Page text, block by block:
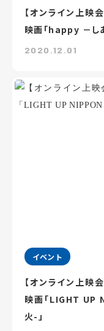
【オンライン上
映画「happy －し
2020.12.01
イベント
【オンライン上
映画「LIGHT UP
火-」